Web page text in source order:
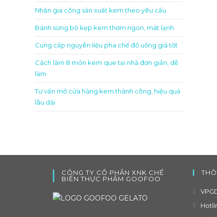
Nhận gia công sản xuất kem theo yêu cầu
Bánh sừng bò kẹp kem thơm ngon, mát lạnh
Cung cấp nguyên liệu pha chế đồ uống giá tốt
Cách làm 8 món kem que tại nhà đơn giản, dễ
làm
Tư vấn mở cửa hàng kem thành công, hiệu quả
lâu dài
CÔNG TY CỔ PHẦN XNK CHẾ
BIẾN THỰC PHẨM GOOFOO